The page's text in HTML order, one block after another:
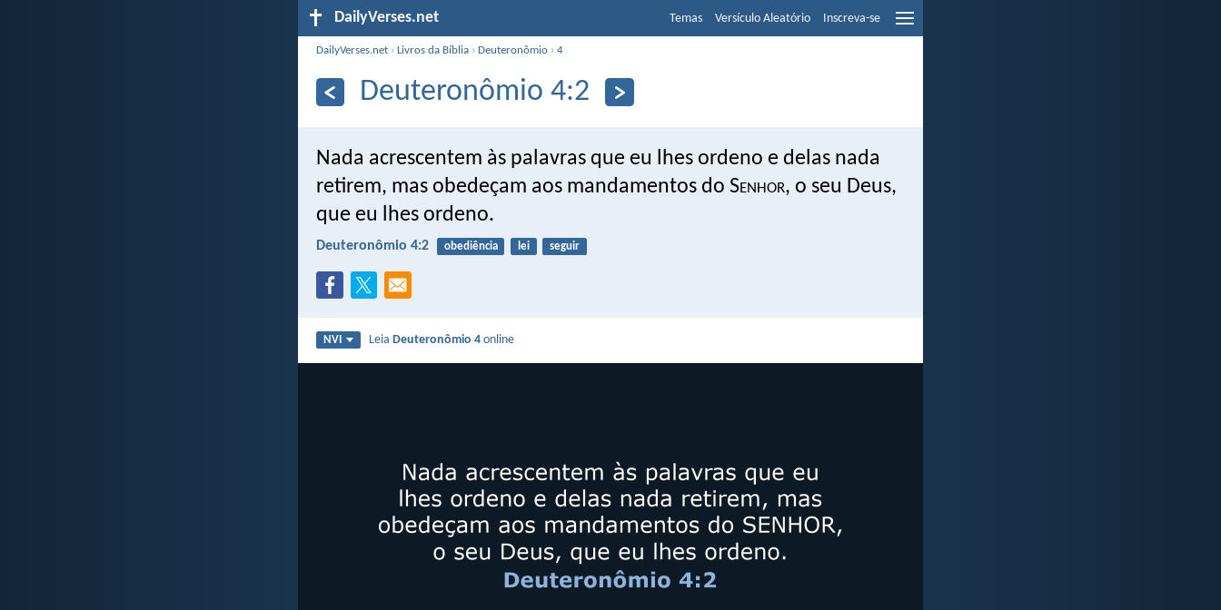
DailyVerses.net Temas Versículo Aleatório Inscreva-se
DailyVerses.net ›Livros da Bíblia ›Deuteronômio ›4
Deuteronômio 4:2
Nada acrescentem às palavras que eu lhes ordeno e delas nada
retirem, mas obedeçam aos mandamentos do Senhor, o seu Deus,
que eu lhes ordeno.
Deuteronômio 4:2 obediência lei seguir
NVI LeiaDeuteronômio 4 online